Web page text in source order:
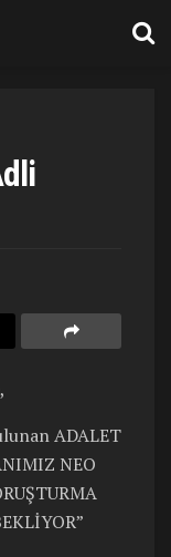
ADALET
NEO